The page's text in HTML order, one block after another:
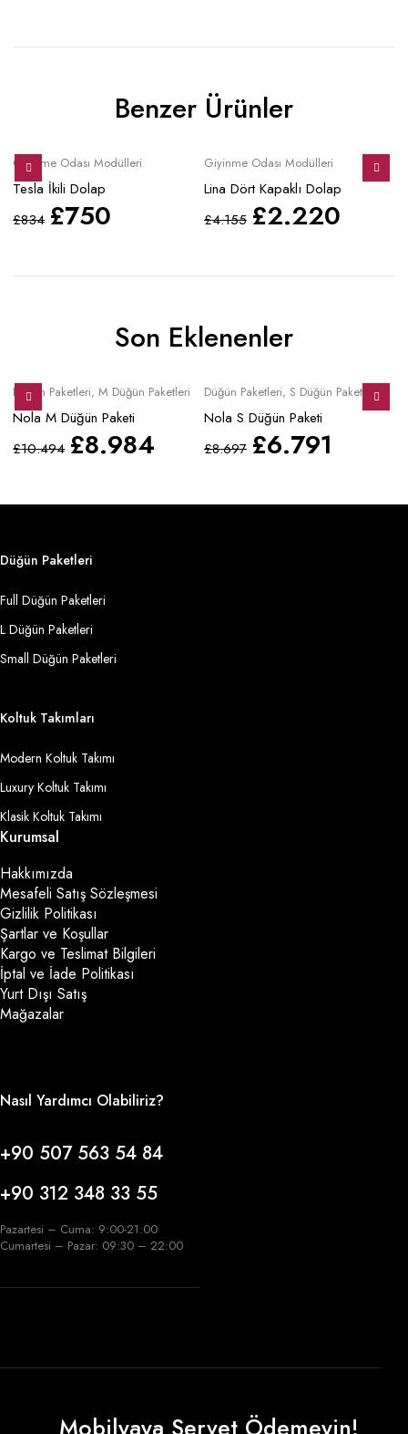
Benzer Ürünler
Sale
Giyinme Odası Modülleri
Tesla İkili Dolap
£834 £750
Giyinme Odası Modülleri
Lina Dört Kapaklı Dolap
£4.155 £2.220
Son Eklenenler
Sale
Düğün Paketleri,M Düğün Paketleri
Nola M Düğün Paketi
£10.494 £8.984
Düğün Paketleri,S Düğün Paketleri
Nola S Düğün Paketi
£8.697 £6.791
Düğün Paketleri
Full Düğün Paketleri
L Düğün Paketleri
Small Düğün Paketleri
Koltuk Takımları
Modern Koltuk Takımı
Luxury Koltuk Takımı
Klasik Koltuk Takımı
Kurumsal
Hakkımızda
Mesafeli Satış Sözleşmesi
Gizlilik Politikası
Şartlar ve Koşullar
Kargo ve Teslimat Bilgileri
İptal ve İade Politikası
Yurt Dışı Satış
Mağazalar
Nasıl Yardımcı Olabiliriz?
+90 507 563 54 84
+90 312 348 33 55
Pazartesi – Cuma: 9:00-21:00
Cumartesi – Pazar: 09:30 – 22:00